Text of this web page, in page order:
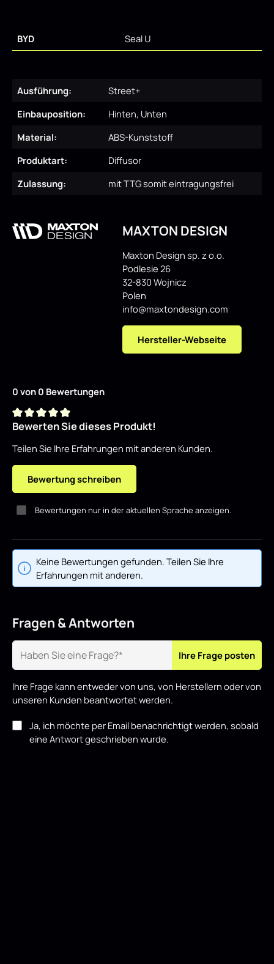
BYD Seal U
Ausführung:
Street+
Einbauposition:
Hinten, Unten
Material:
ABS-Kunststoff
Produktart:
Diffusor
Zulassung:
mit TTG somit eintragungsfrei
MAXTON DESIGN
Maxton Design sp. z o.o.
Podlesie 26
32-830 Wojnicz
Polen
info@maxtondesign.com
Hersteller-Webseite
0 von 0 Bewertungen
Durchschnittliche Bewertung von 0 von 5 Sternen
Bewerten Sie dieses Produkt!
Teilen Sie Ihre Erfahrungen mit anderen Kunden.
Bewertung schreiben
Bewertungen nur in der aktuellen Sprache anzeigen.
Keine Bewertungen gefunden. Teilen Sie Ihre
Erfahrungen mit anderen.
Fragen & Antworten
Ihre Frage posten
Ihre Frage kann entweder von uns, von Herstellern oder von
unseren Kunden beantwortet werden.
Ja, ich möchte per Email benachrichtigt werden, sobald
eine Antwort geschrieben wurde.